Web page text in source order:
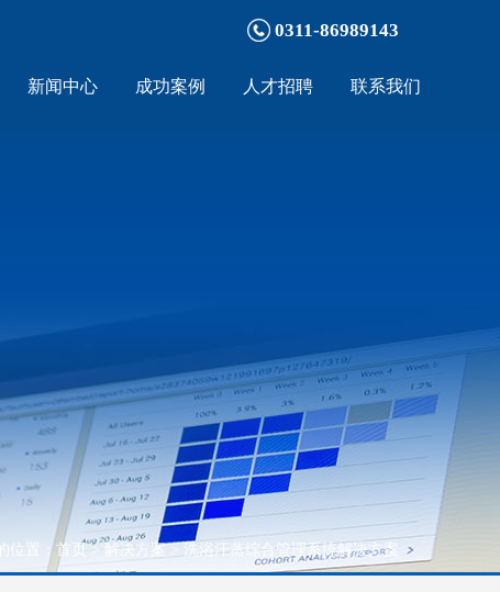
0311-86989143
新闻中心 成功案例 人才招聘 联系我们
位置： 首页 > 解决方案 > 洗浴汗蒸综合管理系统解决方案